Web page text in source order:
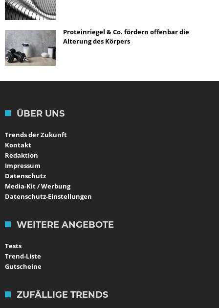
Proteinriegel & Co. fördern offenbar die
Alterung des Körpers
ÜBER UNS
Trends der Zukunft
Kontakt
Redaktion
Impressum
Datenschutz
Media-Kit / Werbung
Datenschutz-Einstellungen
WEITERE ANGEBOTE
Tests
Trend-Liste
Gutscheine
ZUFÄLLIGE TRENDS